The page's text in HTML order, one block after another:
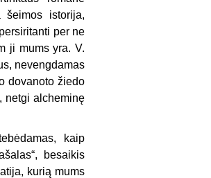
šeimos istorija,
per ne
ji mums yra. V.
nevengdamas
dovanoto žiedo
netgi alcheminę
kaip
besaikis
kurią mums